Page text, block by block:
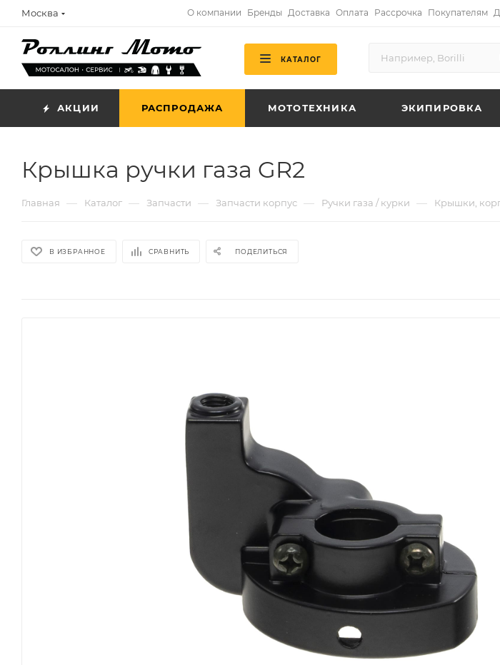
Москва О компании Бренды Доставка Оплата Рассрочка Покупателям
КАТАЛОГ
АКЦИИ РАСПРОДАЖА МОТОТЕХНИКА ЭКИПИРОВКА
Крышка ручки газа GR2
Главная — Каталог — Запчасти — Запчасти корпус — Ручки газа / курки — Крышки,
В ИЗБРАННОЕ СРАВНИТЬ ПОДЕЛИТЬСЯ